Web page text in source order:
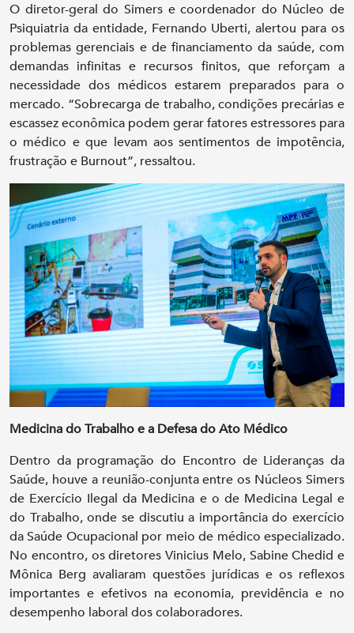
O diretor-geral do Simers e coordenador do Núcleo de
Psiquiatria da entidade, Fernando Uberti, alertou para os
problemas gerenciais e de financiamento da saúde, com
demandas infinitas e recursos finitos, que reforçam a
necessidade dos médicos estarem preparados para o
mercado. “Sobrecarga de trabalho, condições precárias e
escassez econômica podem gerar fatores estressores para
o médico e que levam aos sentimentos de impotência,
frustração e Burnout”, ressaltou.
Medicina do Trabalho e a Defesa do Ato Médico
Dentro da programação do Encontro de Lideranças da
Saúde, houve a reunião-conjunta entre os Núcleos Simers
de Exercício Ilegal da Medicina e o de Medicina Legal e
do Trabalho, onde se discutiu a importância do exercício
da Saúde Ocupacional por meio de médico especializado.
No encontro, os diretores Vinicius Melo, Sabine Chedid e
Mônica Berg avaliaram questões jurídicas e os reflexos
importantes e efetivos na economia, previdência e no
desempenho laboral dos colaboradores.